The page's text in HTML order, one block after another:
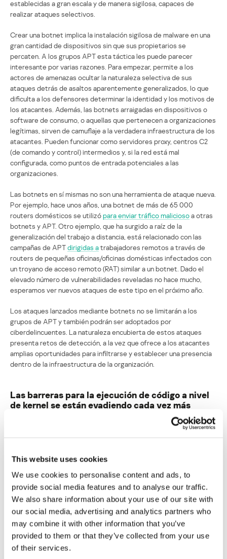
This website uses cookies
We use cookies to personalise content and ads, to
provide social media features and to analyse our traffic.
We also share information about your use of our site with
our social media, advertising and analytics partners who
may combine it with other information that you’ve
provided to them or that they’ve collected from your use
of their services.
establecidas a gran escala y de manera sigilosa, capaces de
realizar ataques selectivos.
Crear una botnet implica la instalación sigilosa de malware en una
gran cantidad de dispositivos sin que sus propietarios se
percaten. A los grupos APT esta táctica les puede parecer
interesante por varias razones. Para empezar, permite a los
actores de amenazas ocultar la naturaleza selectiva de sus
ataques detrás de asaltos aparentemente generalizados, lo que
dificulta a los defensores determinar la identidad y los motivos de
los atacantes. Además, las botnets arraigadas en dispositivos o
software de consumo, o aquellas que pertenecen a organizaciones
legítimas, sirven de camuflaje a la verdadera infraestructura de los
atacantes. Pueden funcionar como servidores proxy, centros C2
(de comando y control) intermedios y, si la red está mal
configurada, como puntos de entrada potenciales a las
organizaciones.
Las botnets en sí mismas no son una herramienta de ataque nueva.
Por ejemplo, hace unos años, una botnet de más de 65 000
routers domésticos se utilizópara enviar tráfico maliciosoa otras
botnets y APT. Otro ejemplo, que ha surgido a raíz de la
generalización del trabajo a distancia, está relacionado con las
campañas de APTdirigidas atrabajadores remotos a través de
routers de pequeñas oficinas/oficinas domésticas infectados con
un troyano de acceso remoto (RAT) similar a un botnet. Dado el
elevado número de vulnerabilidades reveladas no hace mucho,
esperamos ver nuevos ataques de este tipo en el próximo año.
Los ataques lanzados mediante botnets no se limitarán a los
grupos de APT y también podrán ser adoptados por
ciberdelincuentes. La naturaleza encubierta de estos ataques
presenta retos de detección, a la vez que ofrece a los atacantes
amplias oportunidades para infiltrarse y establecer una presencia
dentro de la infraestructura de la organización.
Las barreras para la ejecución de código a nivel
de kernel se están evadiendo cada vez más
(gracias a que los rootkits de kernel están se han
KMCS (Firma de Código en Modo Kernel), PatchGuard, HVCI
de Kernel Seguro en las versiones recientes de Windows,
Microsoft buscó reducir la prevalencia de rootkits y ataques de
bajo nivel similares. Estos métodos de ataque clásicos dominaron
el escenario durante una era anterior caracterizada por una
multitud de variantes de rootkits. En los últimos años, hemossido
testigos de cómo numerosos actores de APT y grupos de
ciberdelincuentesejecutaban con éxito su código en el modo kernel
de los sistemas objetivo, a pesar de la presencia de estos nuevos